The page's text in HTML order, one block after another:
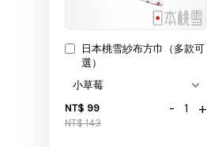
日本桃雪紗布方巾（多款可
選）
NT$ 99
NT$ 143
- +